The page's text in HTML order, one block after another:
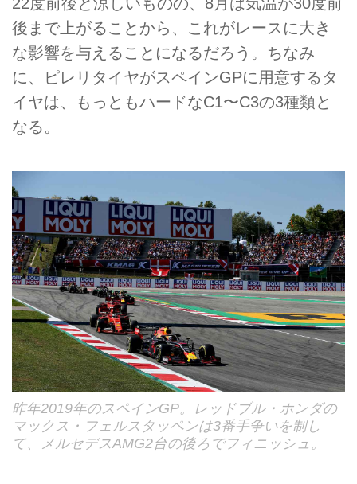
22度前後と涼しいものの、8月は気温が30度前
後まで上がることから、これがレースに大き
な影響を与えることになるだろう。ちなみ
に、ピレリタイヤがスペインGPに用意するタ
イヤは、もっともハードなC1〜C3の3種類と
なる。
昨年2019年のスペインGP。レッドブル・ホンダの
マックス・フェルスタッペンは3番手争いを制し
て、メルセデスAMG2台の後ろでフィニッシュ。